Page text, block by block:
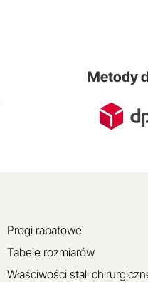
Metody
Progi rabatowe
Tabele rozmiarów
Właściwości stali